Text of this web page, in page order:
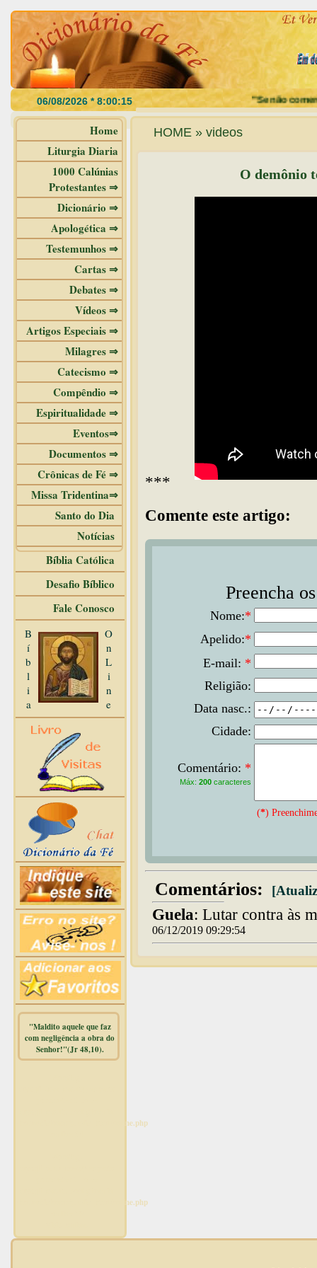
"Se não
Home
Liturgia Diaria
1000 Calúnias
Protestantes ⇒
Dicionário ⇒
Apologética ⇒
Testemunhos ⇒
Cartas ⇒
Debates ⇒
Vídeos ⇒
Artigos Especiais ⇒
Milagres ⇒
Catecismo ⇒
Compêndio ⇒
Espiritualidade ⇒
Eventos⇒
Documentos ⇒
Crônicas de Fé ⇒
Missa Tridentina⇒
Santo do Dia
Notícias
Bíblia Católica
Desafio Bíblico
Fale Conosco
B
í
b
l
i
a
O
n
L
i
n
e
"Maldito aquele que faz
com negligência a obra do
Senhor!"(Jr 48,10).
/home/dicionar/public_html/online.php
/home/dicionar/public_html/online.php
HOME » videos
O demônio
***
Comente este artigo:
Preencha
Nome:*
Apelido:*
E-mail: *
Religião:
Data nasc.:
Cidade:
Comentário: *
Máx: 200 caracteres
(*)
Comentários:
Guela: Lutar contra às
06/12/2019 09:29:54